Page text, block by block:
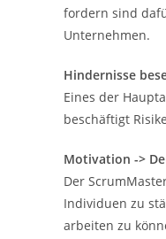
fordern sind
Unternehmen.
Hindernisse
Eines der
beschäftigt
Motivation ->
Der
Individuen zu
arbeiten zu